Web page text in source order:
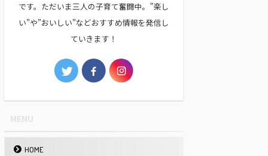
です。ただいま三人の子育て奮闘中。”楽し
い”や”おいしい”などおすすめ情報を発信し
ていきます！
HOME